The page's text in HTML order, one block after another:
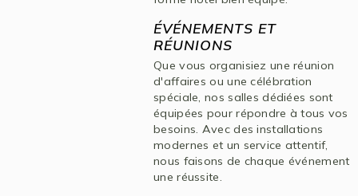
ÉVÉNEMENTS ET
RÉUNIONS
Que vous organisiez une réunion
d'affaires ou une célébration
spéciale, nos salles dédiées sont
équipées pour répondre à tous vos
besoins. Avec des installations
modernes et un service attentif,
nous faisons de chaque événement
une réussite.